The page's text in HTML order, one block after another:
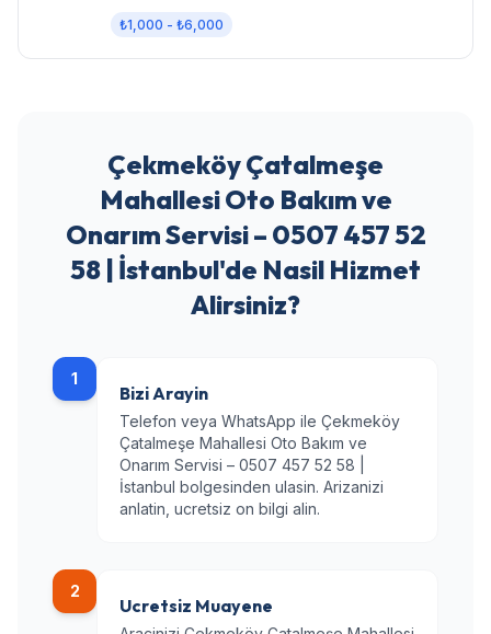
₺1,000 - ₺6,000
Çekmeköy Çatalmeşe
Mahallesi Oto Bakım ve
Onarım Servisi – 0507 457 52
58 | İstanbul'de Nasil Hizmet
Alirsiniz?
1
Bizi Arayin
Telefon veya WhatsApp ile Çekmeköy
Çatalmeşe Mahallesi Oto Bakım ve
Onarım Servisi – 0507 457 52 58 |
İstanbul bolgesinden ulasin. Arizanizi
anlatin, ucretsiz on bilgi alin.
2
Ucretsiz Muayene